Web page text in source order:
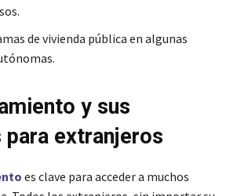
de vivienda pública en algunas
y sus
para extranjeros
es clave para acceder a muchos